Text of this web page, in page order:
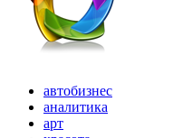
автобизнес
аналитика
арт